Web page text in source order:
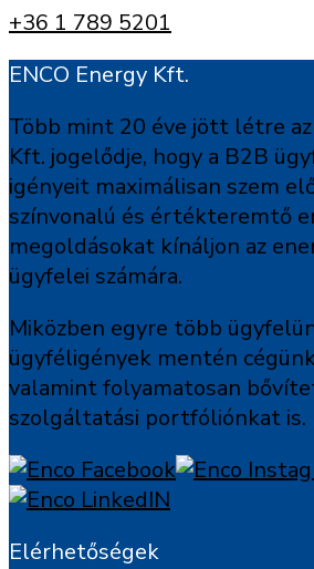
+36 1 789 5201
ENCO Energy Kft.
Több mint 20 éve jött létre az
Kft. jogelődje, hogy a B2B
igényeit maximálisan szem
színvonalú és értékteremtő
megoldásokat kínáljon az
ügyfelei számára.
Miközben egyre több
ügyféligények mentén
valamint folyamatosan
szolgáltatási portfóliónkat is.
Elérhetőségek